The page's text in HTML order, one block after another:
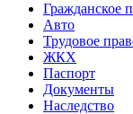
Гражданское
Авто
Трудовое
ЖКХ
Паспорт
Документы
Наследство